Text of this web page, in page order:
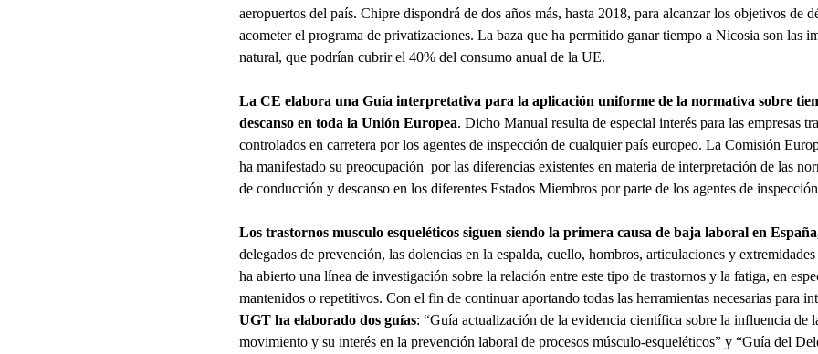
aeropuertos del país. Chipre dispondrá de dos años más, hasta 2018, para alcanzar los objetivos de
acometer el programa de privatizaciones. La baza que ha permitido ganar tiempo a Nicosia son las
natural, que podrían cubrir el 40% del consumo anual de la UE.
La CE elabora una Guía interpretativa para la aplicación uniforme de la normativa sobre
descanso en toda la Unión Europea. Dicho Manual resulta de especial interés para las empresas
controlados en carretera por los agentes de inspección de cualquier país europeo. La Comisión
ha manifestado su preocupación por las diferencias existentes en materia de interpretación de las
de conducción y descanso en los diferentes Estados Miembros por parte de los agentes de
Los trastornos musculo esqueléticos siguen siendo la primera causa de baja laboral en
delegados de prevención, las dolencias en la espalda, cuello, hombros, articulaciones y
ha abierto una línea de investigación sobre la relación entre este tipo de trastornos y la fatiga, en
mantenidos o repetitivos. Con el fin de continuar aportando todas las herramientas necesarias para
UGT ha elaborado dos guías: “Guía actualización de la evidencia científica sobre la influencia de
movimiento y su interés en la prevención laboral de procesos músculo-esqueléticos” y “Guía del